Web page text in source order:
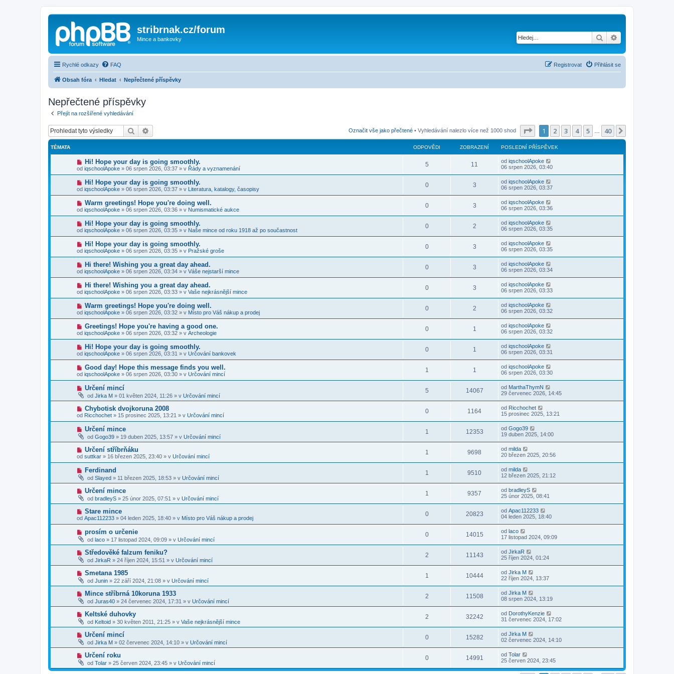
stribrnak.cz/forum
Mince a bankovky Hledat
Rychlé odkazy FAQ Přihlásit se
Registrovat
Obsah fóra Hledat Nepřečtené příspěvky
Nepřečtené příspěvky
Přejít na rozšířené vyhledávání
Hledat Označit vše jako přečtené • Vyhledávání nalezlo více než 1000 shod Stránka z 40
1 2 3 4 5 40
TÉMATA ODPOVĚDI ZOBRAZENÍ POSLEDNÍ PŘÍSPĚVEK
N
o
v
ý
p
ř
í
s
p
ě
v
e
k
Hi! Hope your day is going smoothly.
od iqschoolApoke » 06 srpen 2026, 03:37 » v Řády a vyznamenání
5 11 od iqschoolApoke
06 srpen 2026, 03:40
N
o
v
ý
p
ř
í
p
ě
v
e
k
Hi! Hope your day is going smoothly.
od iqschoolApoke » 06 srpen 2026, 03:37 » v Literatura, katalogy, časopisy
0 3 od iqschoolApoke
06 srpen 2026, 03:37
N
o
v
ý
p
ř
í
p
ě
v
e
k
Warm greetings! Hope you're doing well.
od iqschoolApoke » 06 srpen 2026, 03:36 » v Numismatické aukce
0 3 od iqschoolApoke
06 srpen 2026, 03:36
N
o
v
ý
p
ř
í
p
ě
v
e
k
Hi! Hope your day is going smoothly.
od iqschoolApoke » 06 srpen 2026, 03:35 » v Naše mince od roku 1918 až po součastnost
0 2 od iqschoolApoke
06 srpen 2026, 03:35
N
o
v
ý
p
ř
í
p
ě
v
e
k
Hi! Hope your day is going smoothly.
od iqschoolApoke » 06 srpen 2026, 03:35 » v Pražské groše
0 3 od iqschoolApoke
06 srpen 2026, 03:35
N
o
v
ý
p
ř
í
s
p
ě
v
e
k
Hi there! Wishing you a great day ahead.
od iqschoolApoke » 06 srpen 2026, 03:34 » v Váše nejstarší mince
0 3 od iqschoolApoke
06 srpen 2026, 03:34
N
o
v
ý
p
ř
í
s
p
ě
v
e
k
Hi there! Wishing you a great day ahead.
od iqschoolApoke » 06 srpen 2026, 03:33 » v Vaše nejkrásnější mince
0 3 od iqschoolApoke
06 srpen 2026, 03:33
N
o
v
p
ř
í
p
ě
v
e
k
Warm greetings! Hope you're doing well.
od iqschoolApoke » 06 srpen 2026, 03:32 » v Místo pro Váš nákup a prodej
0 2 od iqschoolApoke
06 srpen 2026, 03:32
N
o
v
ý
p
ř
í
s
p
ě
v
e
k
Greetings! Hope you're having a good one.
od iqschoolApoke » 06 srpen 2026, 03:32 » v Archeologie
0 1 od iqschoolApoke
06 srpen 2026, 03:32
N
o
v
p
ř
í
s
p
ě
v
e
k
Hi! Hope your day is going smoothly.
od iqschoolApoke » 06 srpen 2026, 03:31 » v Určování bankovek
0 1 od iqschoolApoke
06 srpen 2026, 03:31
N
o
v
ý
p
ř
í
s
p
ě
v
e
k
Good day! Hope this message finds you well.
od iqschoolApoke » 06 srpen 2026, 03:30 » v Určování mincí
1 1 od iqschoolApoke
06 srpen 2026, 03:30
N
v
p
ř
í
s
p
ě
v
e
k
Určení mincí
od Jirka M » 01 květen 2024, 11:26 » v Určování mincí
5 14067 od MarthaThymN
29 červenec 2026, 14:45
N
o
v
ý
p
ř
í
s
p
ě
v
e
k
Chybotisk dvojkoruna 2008
od Ricchochet » 15 prosinec 2025, 13:21 » v Určování mincí
0 1164 od Ricchochet
15 prosinec 2025, 13:21
N
v
ý
p
ř
í
p
ě
v
e
k
Určení mince
od Gogo39 » 19 duben 2025, 13:57 » v Určování mincí
1 12353 od Gogo39
19 duben 2025, 14:00
N
o
v
ý
p
ř
í
s
p
ě
v
e
k
Určení stříbrňáku
od suttkar » 16 březen 2025, 23:40 » v Určování mincí
1 9698 od milda
20 březen 2025, 20:56
N
v
ý
p
ř
í
s
p
ě
e
k
Ferdinand
od Slayed » 11 březen 2025, 18:53 » v Určování mincí
1 9510 od milda
12 březen 2025, 21:12
N
v
ý
p
ř
í
s
p
ě
v
e
k
Určení mince
od bradleyS » 25 únor 2025, 07:51 » v Určování mincí
1 9357 od bradleyS
25 únor 2025, 08:41
N
o
v
ř
í
s
p
ě
v
e
k
Stare mince
od Apac112233 » 04 leden 2025, 18:40 » v Místo pro Váš nákup a prodej
0 20823 od Apac112233
04 leden 2025, 18:40
N
o
v
ý
p
ř
í
s
p
ě
v
e
k
prosím o určenie
od laco » 17 listopad 2024, 09:09 » v Určování mincí
0 14015 od laco
17 listopad 2024, 09:09
N
v
ý
p
ř
í
p
ě
v
e
k
Středověké falzum feniku?
od JirkaR » 24 říjen 2024, 15:51 » v Určování mincí
2 11143 od JirkaR
25 říjen 2024, 01:24
N
v
ý
p
ř
í
p
ě
v
e
k
Smetana 1985
od Junin » 22 září 2024, 21:08 » v Určování mincí
1 10444 od Jirka M
22 říjen 2024, 13:37
N
v
ý
p
ř
í
s
p
ě
v
e
k
Mince stříbrná 10koruna 1933
od Juras40 » 24 červenec 2024, 17:31 » v Určování mincí
2 11508 od Jirka M
08 srpen 2024, 13:19
N
v
ý
p
ř
í
s
p
ě
Keltské duhovky
od Keltoid » 30 květen 2011, 21:25 » v Vaše nejkrásnější mince
2 32242 od DorothyKenzie
31 červenec 2024, 17:02
N
v
ý
p
ř
í
Určení mincí
od Jirka M » 02 červenec 2024, 14:10 » v Určování mincí
0 15282 od Jirka M
02 červenec 2024, 14:10
N
v
ý
Určení roku
od Tolar » 25 červen 2024, 23:45 » v Určování mincí
0 14991 od Tolar
25 červen 2024, 23:45